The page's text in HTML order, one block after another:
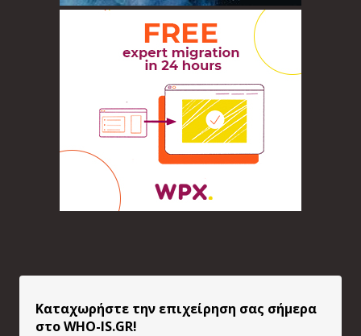
Καταχωρήστε την επιχείρηση σας σήμερα
στο WHO-IS.GR!